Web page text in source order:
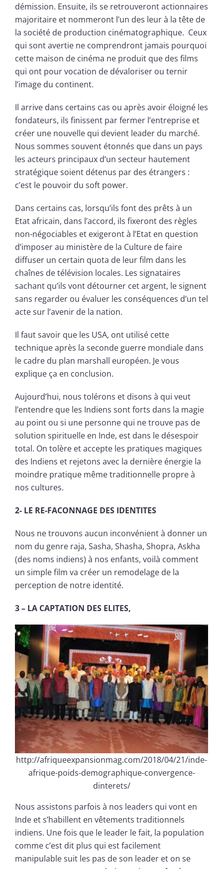
démission. Ensuite, ils se retrouveront actionnaires
majoritaire et nommeront l’un des leur à la tête de
la société de production cinématographique. Ceux
qui sont avertie ne comprendront jamais pourquoi
cette maison de cinéma ne produit que des films
qui ont pour vocation de dévaloriser ou ternir
l’image du continent.
Il arrive dans certains cas ou après avoir éloigné les
fondateurs, ils finissent par fermer l’entreprise et
créer une nouvelle qui devient leader du marché.
Nous sommes souvent étonnés que dans un pays
les acteurs principaux d’un secteur hautement
stratégique soient détenus par des étrangers :
c’est le pouvoir du soft power.
Dans certains cas, lorsqu’ils font des prêts à un
Etat africain, dans l’accord, ils fixeront des règles
non-négociables et exigeront à l’Etat en question
d’imposer au ministère de la Culture de faire
diffuser un certain quota de leur film dans les
chaînes de télévision locales. Les signataires
sachant qu’ils vont détourner cet argent, le signent
sans regarder ou évaluer les conséquences d’un tel
acte sur l’avenir de la nation.
Il faut savoir que les USA, ont utilisé cette
technique après la seconde guerre mondiale dans
le cadre du plan marshall européen. Je vous
explique ça en conclusion.
Aujourd’hui, nous tolérons et disons à qui veut
l’entendre que les Indiens sont forts dans la magie
au point ou si une personne qui ne trouve pas de
solution spirituelle en Inde, est dans le désespoir
total. On tolère et accepte les pratiques magiques
des Indiens et rejetons avec la dernière énergie la
moindre pratique même traditionnelle propre à
nos cultures.
2- LE RE-FACONNAGE DES IDENTITES
Nous ne trouvons aucun inconvénient à donner un
nom du genre raja, Sasha, Shasha, Shopra, Askha
(des noms indiens) à nos enfants, voilà comment
un simple film va créer un remodelage de la
perception de notre identité.
3 – LA CAPTATION DES ELITES,
http://afriqueexpansionmag.com/2018/04/21/inde-
afrique-poids-demographique-convergence-
dinterets/
Nous assistons parfois à nos leaders qui vont en
Inde et s’habillent en vêtements traditionnels
indiens. Une fois que le leader le fait, la population
comme c’est dit plus qui est facilement
manipulable suit les pas de son leader et on se